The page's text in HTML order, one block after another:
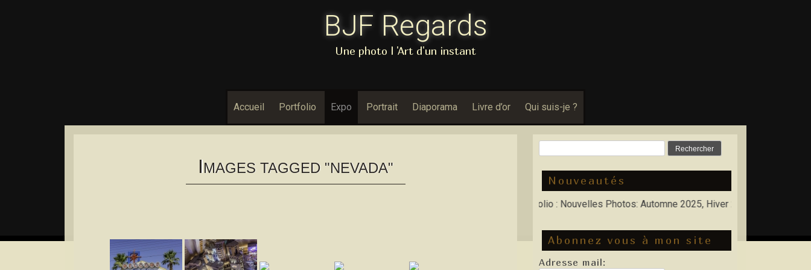
BJF Regards
Une photo l 'Art d'un instant
Accueil Portfolio Expo Portrait Diaporama Livre d’or Qui suis-je ?
IMAGES TAGGED "NEVADA"
Nouveautés
Dans Porfolio : Nouvelles Photos: Automne 2025, Hiver 2026
Abonnez vous à mon site
Adresse mail: